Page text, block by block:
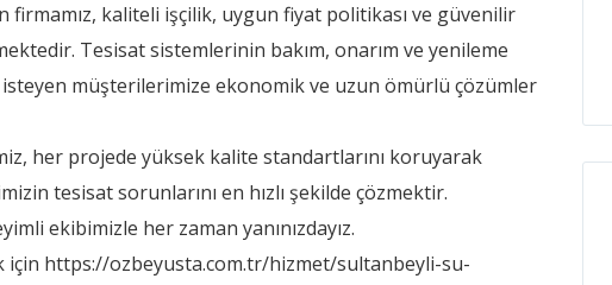
kaliteli işçilik, uygun fiyat politikası ve güvenilir
Tesisat sistemlerinin bakım, onarım ve yenileme
müşterilerimize ekonomik ve uzun ömürlü çözümler
her projede yüksek kalite standartlarını koruyarak
tesisat sorunlarını en hızlı şekilde çözmektir.
ekibimizle her zaman yanınızdayız.
için https://ozbeyusta.com.tr/hizmet/sultanbeyli-su-